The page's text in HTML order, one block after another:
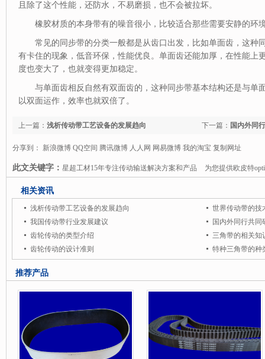
且除了这个性能，还防水，不易磨损，也不会被拉坏。
橡胶材质的本身带有的噪音很小，比较适合那些需要安静的环
常见的同步带的分类一般都是从齿口出发，比如单面齿，这种
有卡住的现象，低音环保，性能优良。单面齿还能加厚，在性能上
度也变大了，也就变得更加稳定。
与单面齿相反自然有双面齿的，这种同步带基本结构还是与单
以双面运作，效率也就双倍了。
下一篇： 国内外同
上一篇： 浅析传动带工艺设备的发展趋向
分享到： 新浪微博 QQ空间 腾讯微博 人人网 网易微博 我的淘宝 复制网址
此文关键字： 星超工材15年专注传动输送解决方案和产品 为您提供欧皮特
哈柏司输送皮带
专注传动 输送解决方案及产品 是中国机械配件第一服务商.竭诚为您提供德
动皮带，瑞士哈柏司habasit输送皮带，英国瑞诺德renold链条，马来西亚STH钉线
务。星超工材是中国机械配件第一服务商。
相关资讯
浅析传动带工艺设备的发展趋向
世界传动带的技
我国传动带行业发展建议
国内外同行共
齿轮传动的类型介绍
三角带的相关知
齿轮传动的设计准则
特种三角带的种
推荐产品